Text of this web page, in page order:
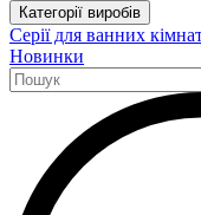
Категорії виробів
Серії для ванних
Новинки